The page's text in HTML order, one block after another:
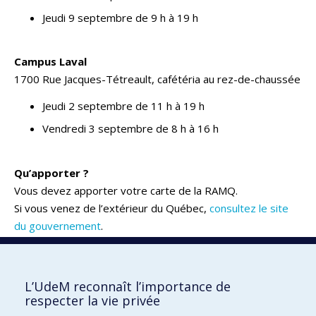
Jeudi 9 septembre de 9 h à 19 h
Campus Laval
1700 Rue Jacques-Tétreault, cafétéria au rez-de-chaussée
Jeudi 2 septembre de 11 h à 19 h
Vendredi 3 septembre de 8 h à 16 h
Qu’apporter ?
Vous devez apporter votre carte de la RAMQ.
Si vous venez de l’extérieur du Québec, consultez le site
du gouvernement.
invitons à consulter
notre foire aux questions.
Retour
L’UdeM reconnaît l’importance de
respecter la vie privée